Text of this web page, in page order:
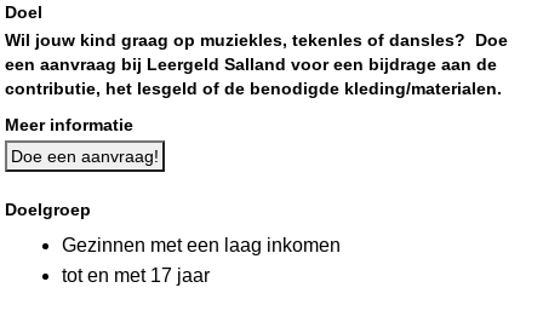
Doel
Wil jouw kind graag op muziekles, tekenles of dansles? Doe
een aanvraag bij Leergeld Salland voor een bijdrage aan de
contributie, het lesgeld of de benodigde kleding/materialen.
Meer informatie
Doe een aanvraag!
Doelgroep
Gezinnen met een laag inkomen
tot en met 17 jaar